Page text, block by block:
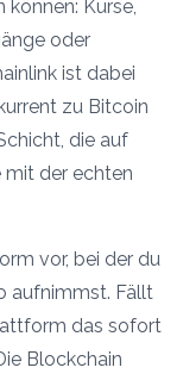
Kurse,
oder
ist dabei
zu Bitcoin
die auf
der echten
vor, bei der du
aufnimmst. Fällt
das sofort
Blockchain